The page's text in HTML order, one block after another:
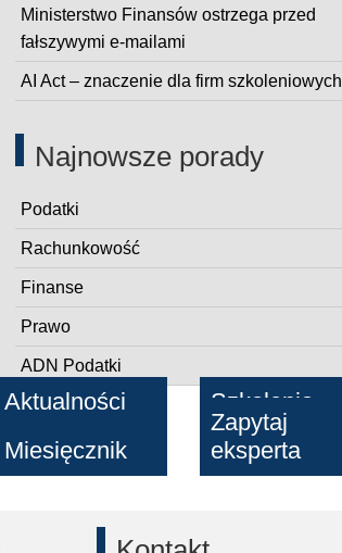
Ministerstwo Finansów ostrzega przed
fałszywymi e-mailami
AI Act – znaczenie dla firm szkoleniowych
Najnowsze porady
Podatki
Rachunkowość
Finanse
Prawo
ADN Podatki
Aktualności
Szkolenia
Miesięcznik
Zapytaj
eksperta